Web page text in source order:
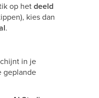
op hetdeeld
kies dan
.
in je
geplande